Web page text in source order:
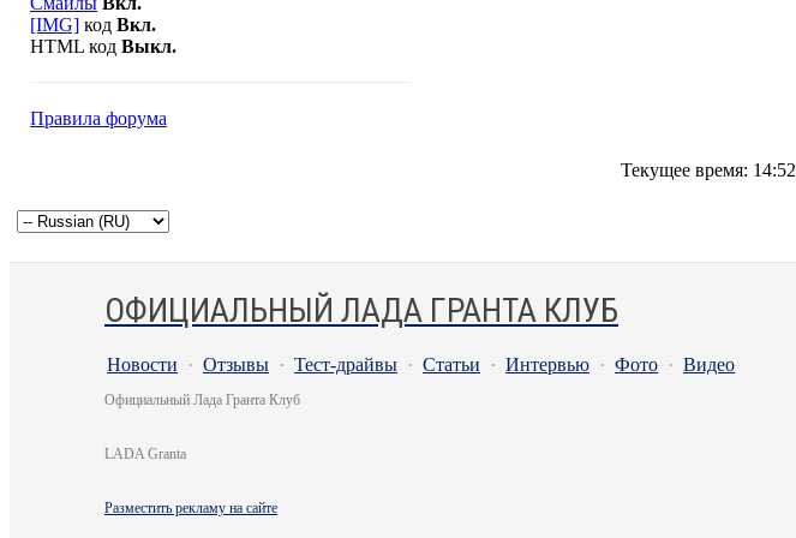
[IMG] код Вкл.
HTML код Выкл.
Правила форума
Текущее время: 14:52
ОФИЦИАЛЬНЫЙ ЛАДА ГРАНТА КЛУБ
Новости · Отзывы · Тест-драйвы · Статьи · Интервью · Фото · Видео
Официальный Лада Гранта Клуб
LADA Granta
Разместить рекламу на сайте